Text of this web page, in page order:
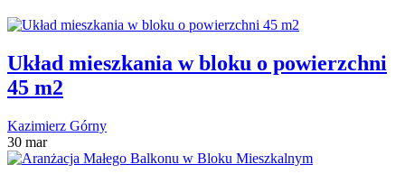
Układ mieszkania w bloku o powierzchni
45 m2
Kazimierz Górny
30 mar